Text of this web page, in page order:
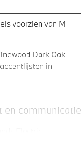
voorzien van M
Dark Oak
in
en communicatie